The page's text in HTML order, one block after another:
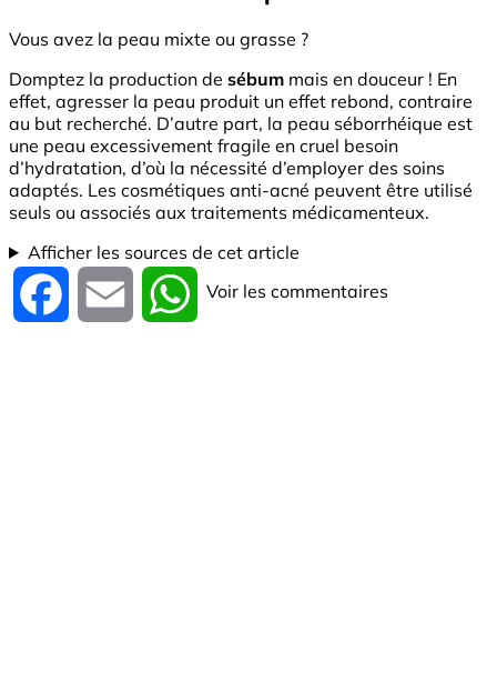
Vous avez la peau mixte ou grasse ?
Domptez la production de sébum mais en douceur ! En
effet, agresser la peau produit un effet rebond, contraire
au but recherché. D’autre part, la peau séborrhéique est
une peau excessivement fragile en cruel besoin
d’hydratation, d’où la nécessité d’employer des soins
adaptés. Les cosmétiques anti-acné peuvent être utilisé
seuls ou associés aux traitements médicamenteux.
Afficher les sources de cet article
Facebook Email WhatsApp
Voir les commentaires